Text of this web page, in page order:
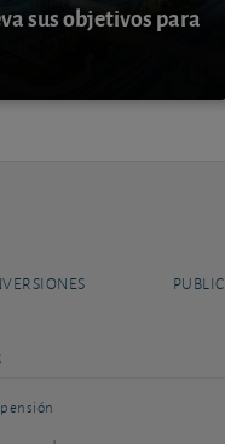
sus objetivos para